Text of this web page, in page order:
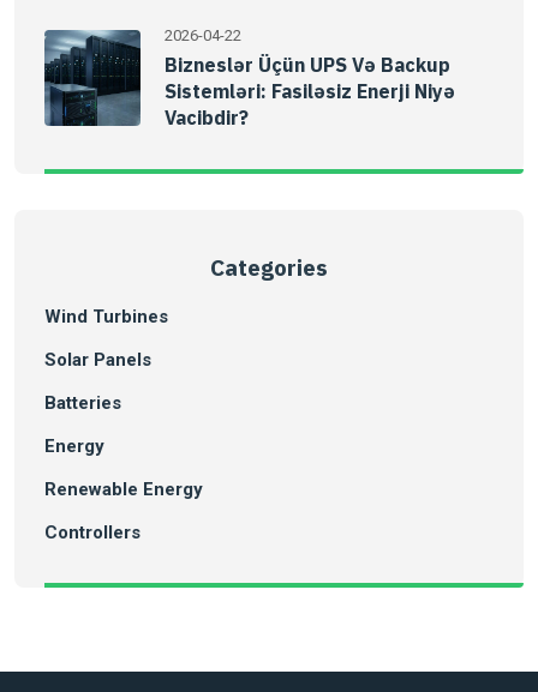
2026-04-22
Bizneslər Üçün UPS Və Backup
Sistemləri: Fasiləsiz Enerji Niyə
Vacibdir?
Categories
Wind Turbines
Solar Panels
Batteries
Energy
Renewable Energy
Controllers